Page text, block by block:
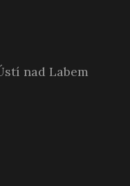
nad Labem